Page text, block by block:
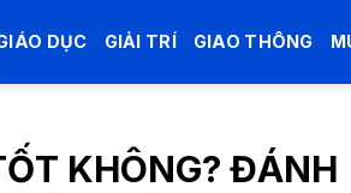
DỤC GIẢI TRÍ GIAO THÔNG
KHÔNG? ĐÁNH